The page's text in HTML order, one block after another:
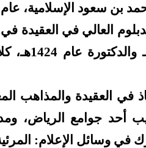
بن سعود الإسلامية، عام 1411هـ.
في عام
في العقيدة والمذاهب
أحد جوامع الرياض،
في وسائل الإعلام: